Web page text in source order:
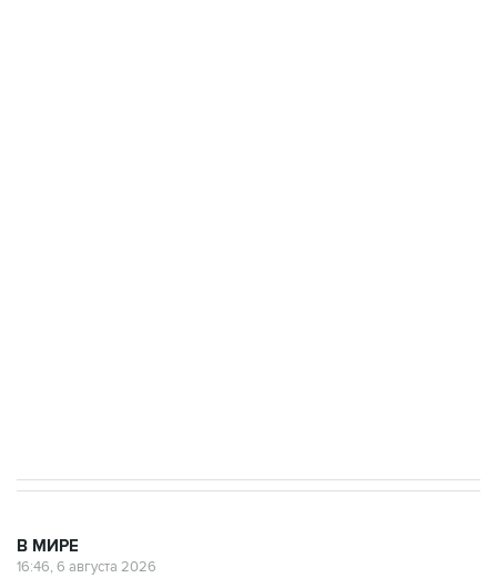
В МИРЕ
16:46, 6 августа 2026